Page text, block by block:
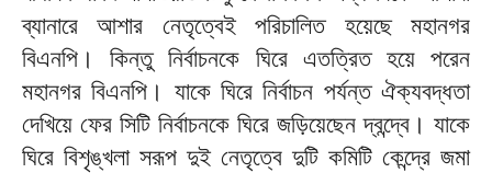
ব্যানারে আশার নেতৃত্বেই পরিচালিত হয়েছে মহানগর
বিএনপি। কিন্তু নির্বাচনকে ঘিরে এতত্রিত হয়ে পরেন
মহানগর বিএনপি। যাকে ঘিরে নির্বাচন পর্যন্ত ঐক্যবদ্ধতা
দেখিয়ে ফের সিটি নির্বাচনকে ঘিরে জড়িয়েছেন দ্বন্দ্বে। যাকে
ঘিরে বিশৃঙ্খলা সরূপ দুই নেতৃত্বে দুটি কমিটি কেন্দ্রে জমা